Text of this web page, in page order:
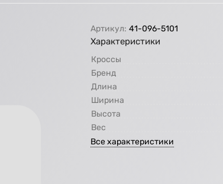
Артикул: 41-096-5101
Характеристики
Кроссы
Бренд
Длина
Ширина
Высота
Вес
Все характеристики